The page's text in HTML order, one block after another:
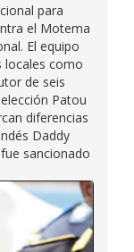
para
el Motema
El equipo
locales como
de seis
Patou
diferencias
Daddy
sancionado